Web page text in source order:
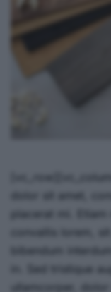
dolor sit amet,
placerat mi.
convallis lorem,
bibendum
in. Sed tristique
ullamcorper,